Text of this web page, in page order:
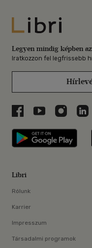
Libri
Legyen mindig képben
Iratkozzon fel legfrissebb
Libri a Facebookon
Libri aLibri
Libri
Rólunk
Karrier
Impresszum
Társadalmi programok